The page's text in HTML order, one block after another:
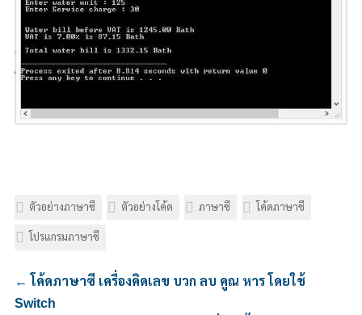
ตัวอย่างภาษาซี ตัวอย่างโค้ด ภาษาซี โค้ดภาษาซี
โปรแกรมภาษาซี
← โค้ดภาษาซี เครื่องคิดเลข บวก ลบ คูณ หาร โดยใช้
Switch